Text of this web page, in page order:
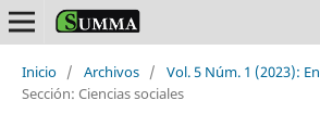
Inicio / Archivos / Vol. 5 Núm. 1 (2023):
Sección: Ciencias sociales